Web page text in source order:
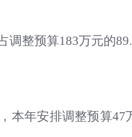
调整预算183万元的
本年安排调整预算